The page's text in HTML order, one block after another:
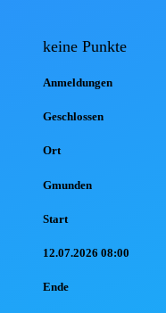
keine Punkte
Anmeldungen
Geschlossen
Ort
Gmunden
Start
12.07.2026 08:00
Ende